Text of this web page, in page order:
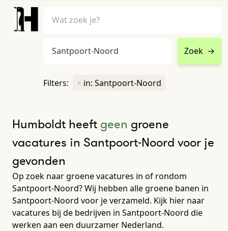
Zoek →
Filters: × in: Santpoort-Noord
Humboldt heeft geen groene
vacatures in Santpoort-Noord voor je
gevonden
Op zoek naar groene vacatures in of rondom
Santpoort-Noord? Wij hebben alle groene banen in
Santpoort-Noord voor je verzameld. Kijk hier naar
vacatures bij de bedrijven in Santpoort-Noord die
werken aan een duurzamer Nederland.